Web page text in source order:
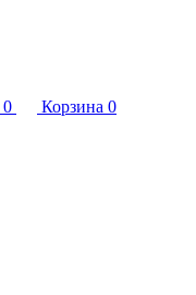
0 Корзина 0